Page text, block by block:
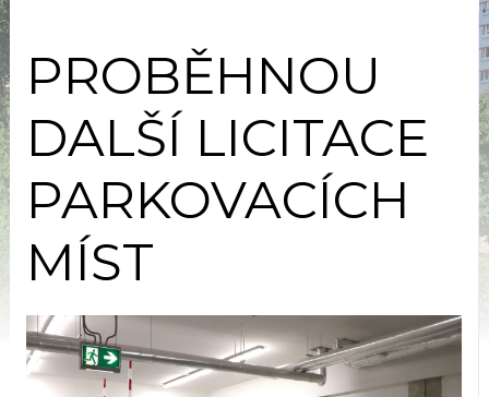
PROBĚHNOU
DALŠÍ LICITACE
PARKOVACÍCH
MÍST